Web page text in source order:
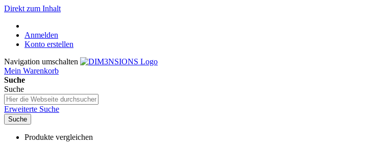
Direkt zum Inhalt
Anmelden
Konto erstellen
Navigation umschalten
Mein Warenkorb
Suche
Suche
Erweiterte Suche
Suche
Produkte vergleichen